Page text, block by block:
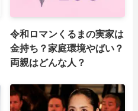
令和ロマンくるまの実家は
金持ち？家庭環境やばい？
両親はどんな人？